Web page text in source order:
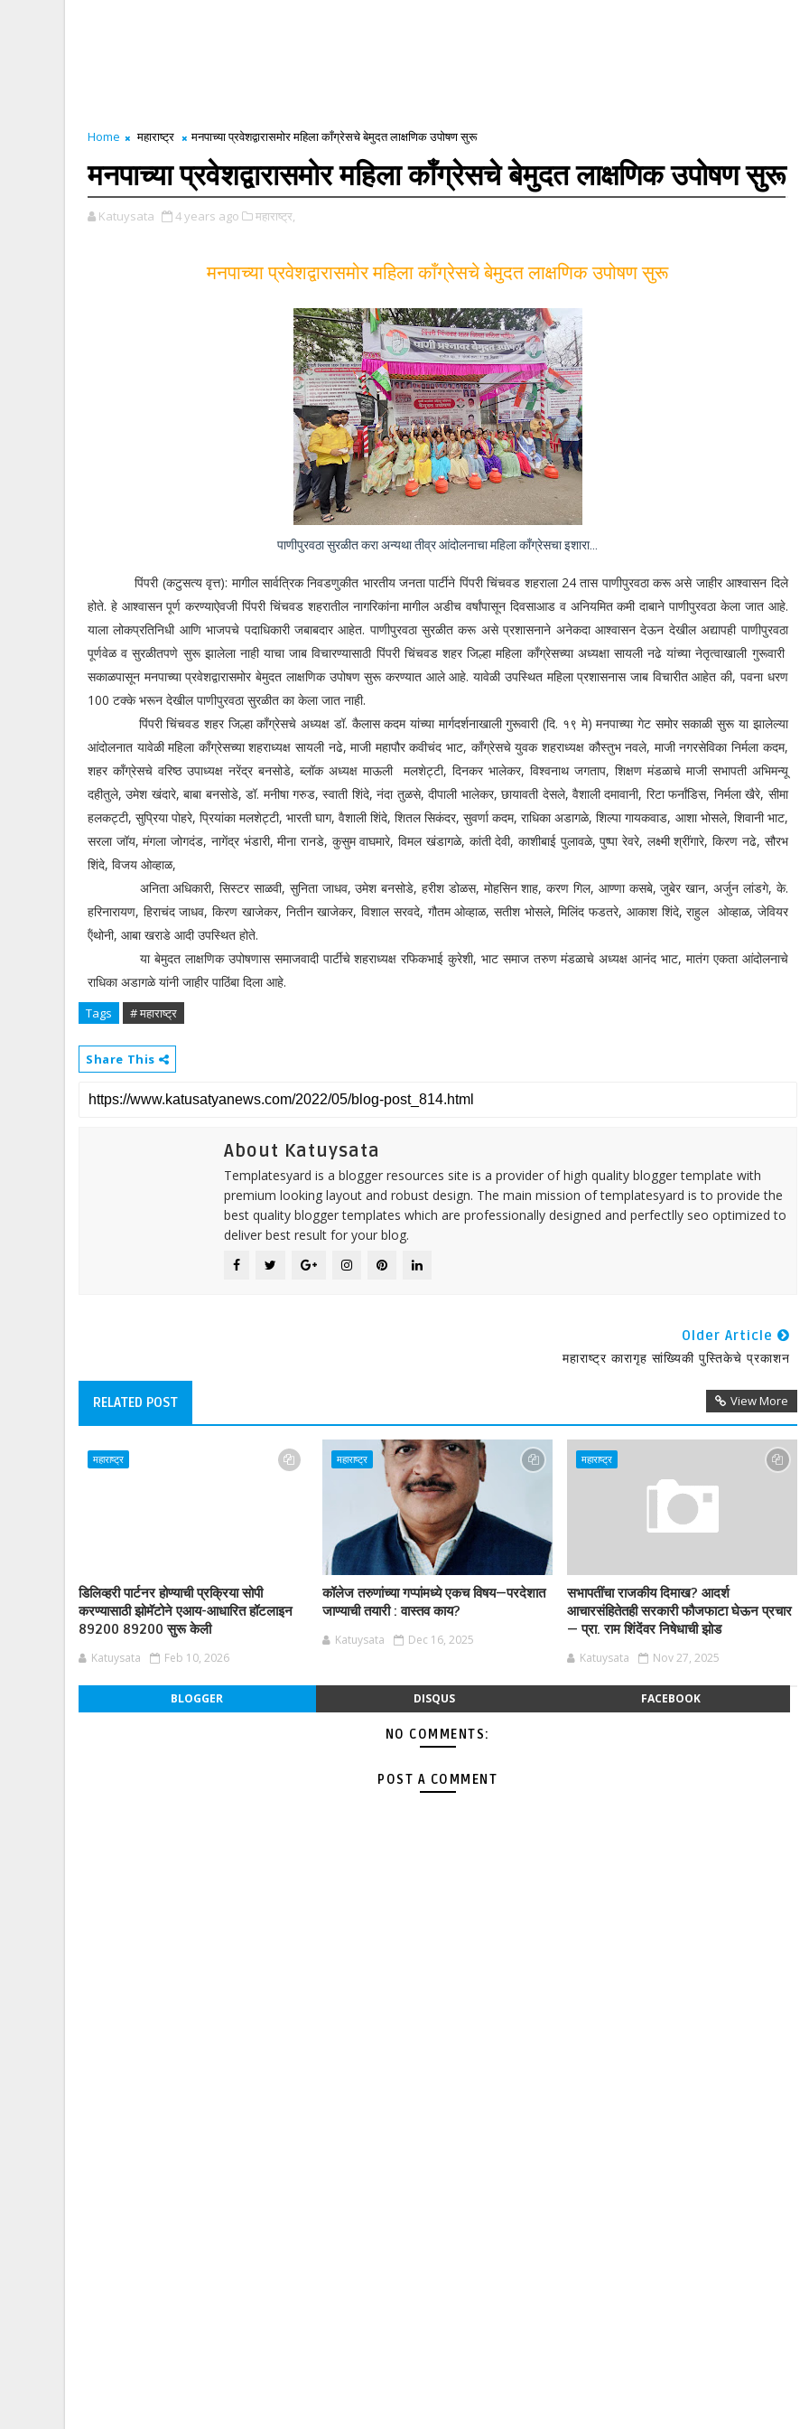
Home महाराष्ट्र मनपाच्या प्रवेशद्वारासमोर महिला काँग्रेसचे बेमुदत लाक्षणिक उपोषण सुरू
मनपाच्या प्रवेशद्वारासमोर महिला काँग्रेसचे बेमुदत लाक्षणिक उपोषण सुरू
Katuysata 4 years ago महाराष्ट्र,
मनपाच्या प्रवेशद्वारासमोर महिला काँग्रेसचे बेमुदत लाक्षणिक उपोषण सुरू
पाणीपुरवठा सुरळीत करा अन्यथा तीव्र आंदोलनाचा महिला कॉंग्रेसचा इशारा...
पिंपरी (कटुसत्य वृत्त): मागील सार्वत्रिक निवडणुकीत भारतीय जनता पार्टीने पिंपरी चिंचवड शहराला 24 तास पाणीपुरवठा करू असे जाहीर आश्वासन दिले
होते. हे आश्वासन पूर्ण करण्याऐवजी पिंपरी चिंचवड शहरातील नागरिकांना मागील अडीच वर्षांपासून दिवसाआड व अनियमित कमी दाबाने पाणीपुरवठा केला जात आहे.
याला लोकप्रतिनिधी आणि भाजपचे पदाधिकारी जबाबदार आहेत. पाणीपुरवठा सुरळीत करू असे प्रशासनाने अनेकदा आश्वासन देऊन देखील अद्यापही पाणीपुरवठा
पूर्णवेळ व सुरळीतपणे सुरू झालेला नाही याचा जाब विचारण्यासाठी पिंपरी चिंचवड शहर जिल्हा महिला काँग्रेसच्या अध्यक्षा सायली नढे यांच्या नेतृत्वाखाली गुरूवारी
सकाळपासून मनपाच्या प्रवेशद्वारासमोर बेमुदत लाक्षणिक उपोषण सुरू करण्यात आले आहे. यावेळी उपस्थित महिला प्रशासनास जाब विचारीत आहेत की, पवना धरण
100 टक्के भरून देखील पाणीपुरवठा सुरळीत का केला जात नाही.
पिंपरी चिंचवड शहर जिल्हा काँग्रेसचे अध्यक्ष डॉ. कैलास कदम यांच्या मार्गदर्शनाखाली गुरूवारी (दि. १९ मे) मनपाच्या गेट समोर सकाळी सुरू या झालेल्या
आंदोलनात यावेळी महिला काँग्रेसच्या शहराध्यक्ष सायली नढे, माजी महापौर कवीचंद भाट, काँग्रेसचे युवक शहराध्यक्ष कौस्तुभ नवले, माजी नगरसेविका निर्मला कदम,
शहर काँग्रेसचे वरिष्ठ उपाध्यक्ष नरेंद्र बनसोडे, ब्लॉक अध्यक्ष माऊली मलशेट्टी, दिनकर भालेकर, विश्वनाथ जगताप, शिक्षण मंडळाचे माजी सभापती अभिमन्यू
दहीतुले, उमेश खंदारे, बाबा बनसोडे, डॉ. मनीषा गरुड, स्वाती शिंदे, नंदा तुळसे, दीपाली भालेकर, छायावती देसले, वैशाली दमावानी, रिटा फर्नांडिस, निर्मला खैरे, सीमा
हलकट्टी, सुप्रिया पोहरे, प्रियांका मलशेट्टी, भारती घाग, वैशाली शिंदे, शितल सिकंदर, सुवर्णा कदम, राधिका अडागळे, शिल्पा गायकवाड, आशा भोसले, शिवानी भाट,
सरला जॉय, मंगला जोगदंड, नागेंद्र भंडारी, मीना रानडे, कुसुम वाघमारे, विमल खंडागळे, कांती देवी, काशीबाई पुलावळे, पुष्‍पा रेवरे, लक्ष्मी श्रींगारे, किरण नढे, सौरभ
शिंदे, विजय ओव्हाळ,
अनिता अधिकारी, सिस्टर साळवी, सुनिता जाधव, उमेश बनसोडे, हरीश डोळस, मोहसिन शाह, करण गिल, आण्णा कसबे, जुबेर खान, अर्जुन लांडगे, के.
हरिनारायण, हिराचंद जाधव, किरण खाजेकर, नितीन खाजेकर, विशाल सरवदे, गौतम ओव्हाळ, सतीश भोसले, मिलिंद फडतरे, आकाश शिंदे, राहुल ओव्हाळ, जेवियर
ऍंथोनी, आबा खराडे आदी उपस्थित होते.
या बेमुदत लाक्षणिक उपोषणास समाजवादी पार्टीचे शहराध्यक्ष रफिकभाई कुरेशी, भाट समाज तरुण मंडळाचे अध्यक्ष आनंद भाट, मातंग एकता आंदोलनाचे
राधिका अडागळे यांनी जाहीर पाठिंबा दिला आहे.
Tags # महाराष्ट्र
Share This
About Katuysata
Templatesyard is a blogger resources site is a provider of high quality blogger template with
premium looking layout and robust design. The main mission of templatesyard is to provide the
best quality blogger templates which are professionally designed and perfectlly seo optimized to
deliver best result for your blog.
Older Article
महाराष्ट्र कारागृह सांख्यिकी पुस्तिकेचे प्रकाशन
RELATED POST View More
महाराष्ट्र
डिलिव्हरी पार्टनर होण्याची प्रक्रिया सोपी
करण्यासाठी झोमॅटोने एआय-आधारित हॉटलाइन
89200 89200 सुरू केली
Katuysata Feb 10, 2026
महाराष्ट्र
कॉलेज तरुणांच्या गप्पांमध्ये एकच विषय—परदेशात
जाण्याची तयारी : वास्तव काय?
Katuysata Dec 16, 2025
महाराष्ट्र
सभापतींचा राजकीय दिमाख? आदर्श
आचारसंहितेतही सरकारी फौजफाटा घेऊन प्रचार
— प्रा. राम शिंदेंवर निषेधाची झोड
Katuysata Nov 27, 2025
BLOGGER DISQUS FACEBOOK
NO COMMENTS:
POST A COMMENT